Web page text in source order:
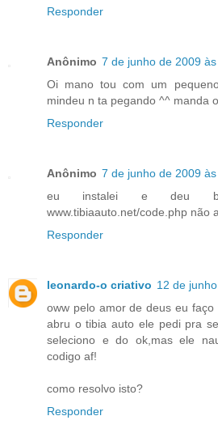
Responder
Anônimo 7 de junho de 2009
Oi mano tou com um
mindeu n ta pegando ^^ manda
Responder
Anônimo 7 de junho de 2009
eu instalei e deu
www.tibiaauto.net/code.php não
Responder
leonardo-o criativo 12 de
oww pelo amor de deus eu
abru o tibia auto ele pedi pra
seleciono e do ok,mas ele
codigo af!
como resolvo isto?
Responder